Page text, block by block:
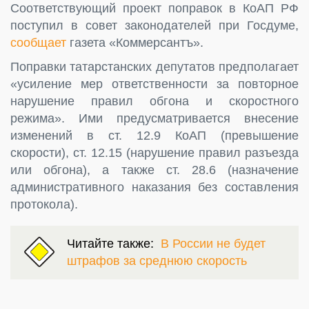
Соответствующий проект поправок в КоАП РФ
поступил в совет законодателей при Госдуме,
сообщает газета «Коммерсантъ».
Поправки татарстанских депутатов предполагает
«усиление мер ответственности за повторное
нарушение правил обгона и скоростного
режима». Ими предусматривается внесение
изменений в ст. 12.9 КоАП (превышение
скорости), ст. 12.15 (нарушение правил разъезда
или обгона), а также ст. 28.6 (назначение
административного наказания без составления
протокола).
Читайте также: В России не будет
штрафов за среднюю скорость